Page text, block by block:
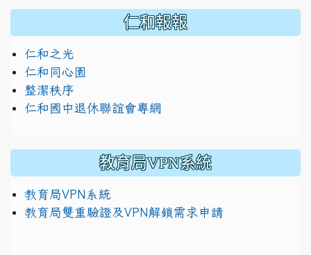
仁和報報
仁和之光
仁和同心園
整潔秩序
仁和國中退休聯誼會專網
教育局VPN系統
教育局VPN系統
教育局雙重驗證及VPN解鎖需求申請